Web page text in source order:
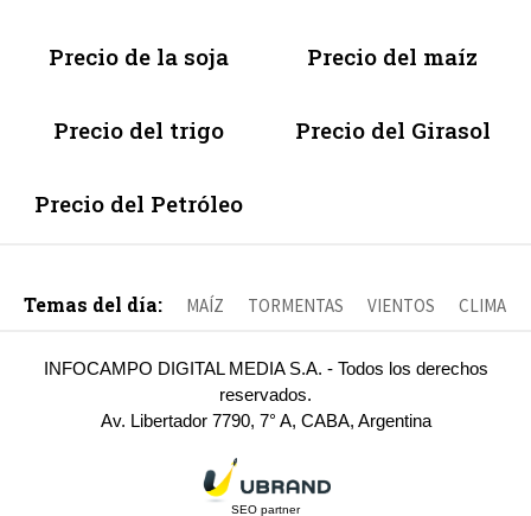
Precio de la soja Precio del maíz
Precio del trigo Precio del Girasol
Precio del Petróleo
Temas del día: MAÍZ TORMENTAS VIENTOS CLIMA
INFOCAMPO DIGITAL MEDIA S.A. - Todos los derechos
reservados.
Av. Libertador 7790, 7° A, CABA, Argentina
SEO partner